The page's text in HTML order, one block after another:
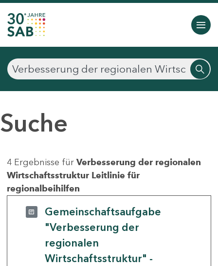
Suche
4 Ergebnisse für Verbesserung der regionalen
Wirtschaftsstruktur Leitlinie für
regionalbeihilfen
Gemeinschaftsaufgabe
"Verbesserung der
regionalen
Wirtschaftsstruktur" -